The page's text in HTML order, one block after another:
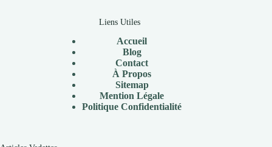
Liens Utiles
Accueil
Blog
Contact
À Propos
Sitemap
Mention Légale
Politique Confidentialité